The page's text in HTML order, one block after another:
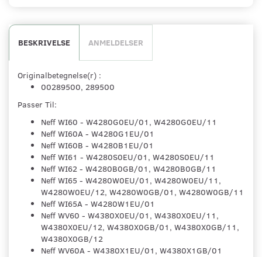
BESKRIVELSE ANMELDELSER
Originalbetegnelse(r) :
00289500, 289500
Passer Til:
Neff WI60 - W4280G0EU/01, W4280G0EU/11
Neff WI60A - W4280G1EU/01
Neff WI60B - W4280B1EU/01
Neff WI61 - W4280S0EU/01, W4280S0EU/11
Neff WI62 - W4280B0GB/01, W4280B0GB/11
Neff WI65 - W4280W0EU/01, W4280W0EU/11,
W4280W0EU/12, W4280W0GB/01, W4280W0GB/11
Neff WI65A - W4280W1EU/01
Neff WV60 - W4380X0EU/01, W4380X0EU/11,
W4380X0EU/12, W4380X0GB/01, W4380X0GB/11,
W4380X0GB/12
Neff WV60A - W4380X1EU/01, W4380X1GB/01